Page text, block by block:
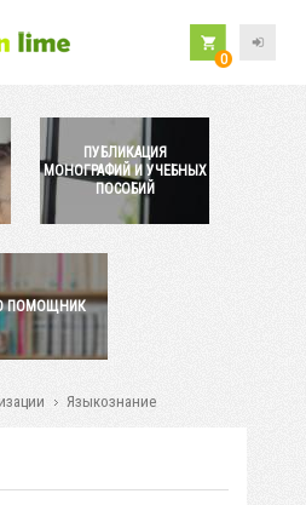
0
ПУБЛИКАЦИЯ
МОНОГРАФИЙ И УЧЕБНЫХ
ПОСОБИЙ
ПОМОЩНИК
Языкознание